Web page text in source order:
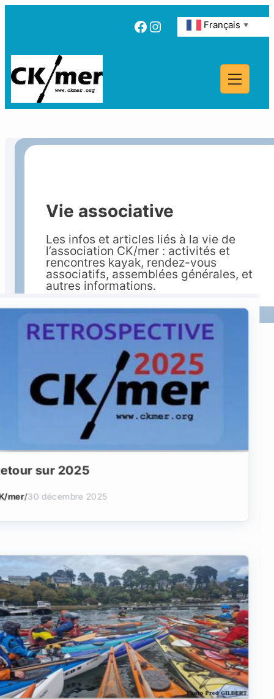
Aller
Facebook
InstagramFrançais ▼
CONTACT•
Formulaire de
contact
Vie associative
Les infos et articles liés à la vie de
l’association CK/mer : activités et
rencontres kayak, rendez-vous
associatifs, assemblées générales, et
autres informations.
sur 2025
mer/30 décembre 2025